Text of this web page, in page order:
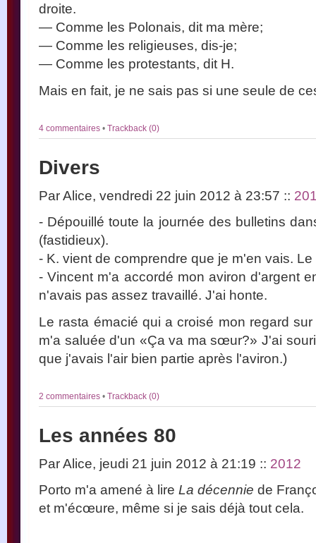
droite.
— Comme les Polonais, dit ma mère;
— Comme les religieuses, dis-je;
— Comme les protestants, dit H.
Mais en fait, je ne sais pas si une seule de
4 commentaires • Trackback (0)
Divers
Par Alice, vendredi 22 juin 2012 à 23:57 ::
- Dépouillé toute la journée des bulletins
(fastidieux).
- K. vient de comprendre que je m'en vais. Le
- Vincent m'a accordé mon aviron d'argent
n'avais pas assez travaillé. J'ai honte.
Le rasta émacié qui a croisé mon regard
m'a saluée d'un «Ça va ma sœur?» J'ai
que j'avais l'air bien partie après l'aviron.)
2 commentaires • Trackback (0)
Les années 80
Par Alice, jeudi 21 juin 2012 à 21:19 :: 2012
Porto m'a amené à lire La décennie de
et m'écœure, même si je sais déjà tout cela.